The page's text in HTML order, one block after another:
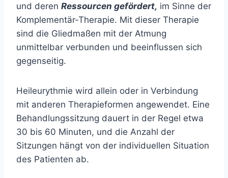
und deren Ressourcen gefördert, im Sinne der
Komplementär-Therapie. Mit dieser Therapie
sind die Gliedmaßen mit der Atmung
unmittelbar verbunden und beeinflussen sich
gegenseitig.
Heileurythmie wird allein oder in Verbindung
mit anderen Therapieformen angewendet. Eine
Behandlungssitzung dauert in der Regel etwa
30 bis 60 Minuten, und die Anzahl der
Sitzungen hängt von der individuellen Situation
des Patienten ab.